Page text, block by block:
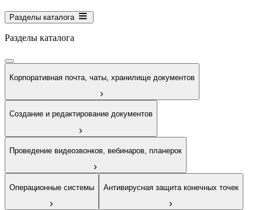
Разделы каталога
Разделы каталога
Корпоративная почта, чаты, хранилище документов
Создание и редактирование документов
Проведение видеозвонков, вебинаров, планерок
Операционные системы Антивирусная защита конечных точек